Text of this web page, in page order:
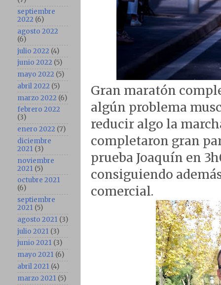
Gran maratón
algún problema
reducir algo la
completaron gran
prueba Joaquín en
consiguiendo
comercial.
septiembre
2022 (6)
agosto 2022
(6)
julio 2022 (4)
junio 2022 (5)
mayo 2022 (5)
abril 2022 (5)
marzo 2022 (6)
febrero 2022
(3)
enero 2022 (7)
diciembre
2021 (3)
noviembre
2021 (5)
octubre 2021
(6)
septiembre
2021 (5)
agosto 2021 (3)
julio 2021 (3)
junio 2021 (3)
mayo 2021 (6)
abril 2021 (4)
marzo 2021 (5)